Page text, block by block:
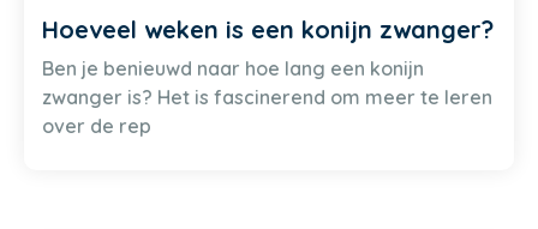
Hoeveel weken is een konijn zwanger?
Ben je benieuwd naar hoe lang een konijn
zwanger is? Het is fascinerend om meer te leren
over de rep